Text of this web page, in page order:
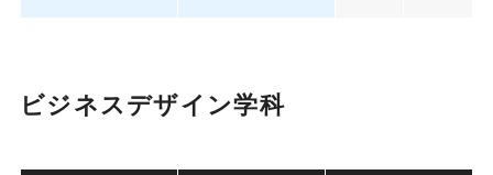
ビジネスデザイン学科